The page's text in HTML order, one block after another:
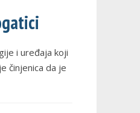
i uređaja koji
činjenica da je